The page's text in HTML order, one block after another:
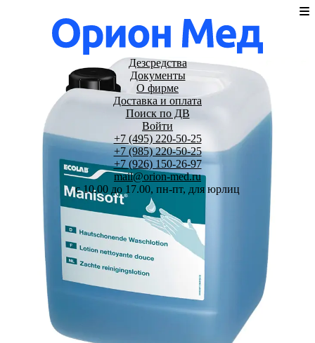
Дезсредства
Документы
О фирме
Доставка и оплата
Поиск по ДВ
Войти
+7 (495) 220-50-25
+7 (985) 220-50-25
+7 (926) 150-26-97
mail@orion-med.ru
c 10.00 до 17.00, пн-пт, для юрлиц